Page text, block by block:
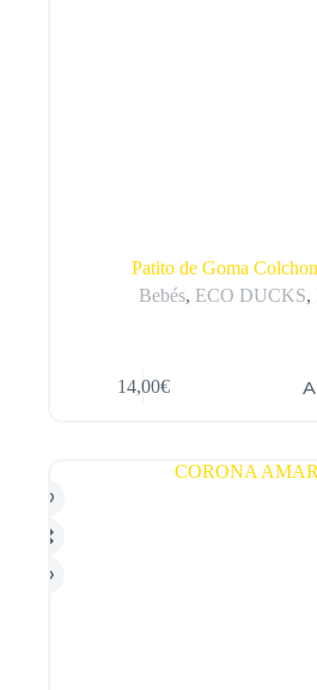
Patito de Goma
Bebés, ECO DUCKS,
14,00€